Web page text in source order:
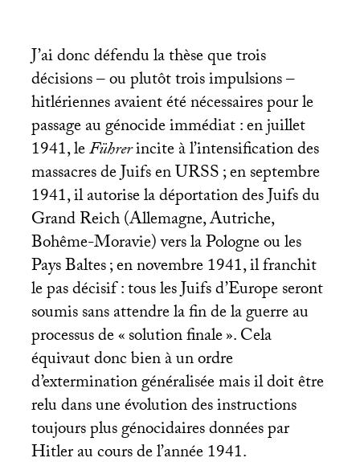
J’ai donc défendu la thèse que trois
décisions – ou plutôt trois impulsions –
hitlériennes avaient été nécessaires pour le
passage au génocide immédiat : en juillet
1941, leFührerincite à l’intensification des
massacres de Juifs enURSS; en septembre
1941, il autorise la déportation des Juifs du
Grand Reich (Allemagne, Autriche,
Bohême-Moravie) vers la Pologne ou les
Pays Baltes; en novembre 1941, il franchit
le pas décisif : tous les Juifs d’Europe seront
soumis sans attendre la fin de la guerre au
processus de «solution finale». Cela
équivaut donc bien à un ordre
d’extermination généralisée mais il doit être
relu dans une évolution des instructions
toujours plus génocidaires données par
Hitler au cours de l’année 1941.